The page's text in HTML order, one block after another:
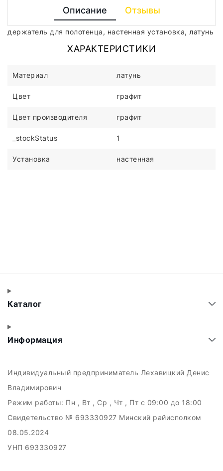
Описание Отзывы
держатель для полотенца, настенная установка, латунь
ХАРАКТЕРИСТИКИ
Материал латунь
Цвет графит
Цвет производителя графит
_stockStatus 1
Установка настенная
Каталог
Информация
Индивидуальный предприниматель Лехавицкий Денис
Владимирович
Режим работы: Пн , Вт , Ср , Чт , Пт c 09:00 до 18:00
Свидетельство № 693330927 Минский райисполком
08.05.2024
УНП 693330927